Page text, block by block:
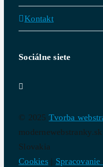
Kontakt
Sociálne siete
© 2025 Tvorba
Slovakia
Cookies |